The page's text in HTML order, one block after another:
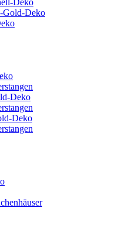
Gold-Deko
Deko
Deko